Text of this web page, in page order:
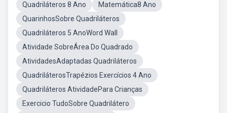
Quadriláteros 8 Ano
Matemática8 Ano
QuarinhosSobre Quadriláteros
Quadriláteros 5 AnoWord Wall
Atividade SobreÁrea Do Quadrado
AtividadesAdaptadas Quadriláteros
QuadriláterosTrapézios Exercícios 4 Ano
Quadriláteros AtividadePara Crianças
Exercicio TudoSobre Quadrilátero